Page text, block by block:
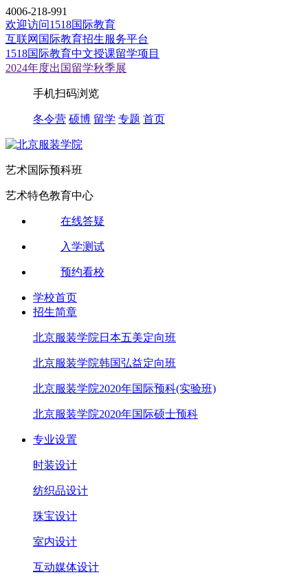
4006-218-991
欢迎访问1518国际教育
互联网国际教育招生服务平台
1518国际教育中文授课留学项目
2024年度出国留学秋季展
手机扫码浏览
冬令营 硕博 留学 专题 首页
艺术国际预科班
艺术特色教育中心
在线答疑
入学测试
预约看校
学校首页
招生简章
北京服装学院日本五美定向班
北京服装学院韩国弘益定向班
北京服装学院2020年国际预科(实验班)
北京服装学院2020年国际硕士预科
专业设置
时装设计
纺织品设计
珠宝设计
室内设计
互动媒体设计